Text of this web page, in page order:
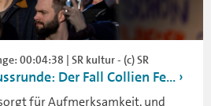
00:04:38 | SR kultur - (c) SR
Der Fall Collien Fe...
für Aufmerksamkeit, und